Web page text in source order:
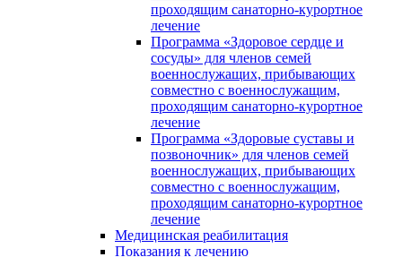
проходящим санаторно-курортное
лечение
Программа «Здоровое сердце и
сосуды» для членов семей
военнослужащих, прибывающих
совместно с военнослужащим,
проходящим санаторно-курортное
лечение
Программа «Здоровые суставы и
позвоночник» для членов семей
военнослужащих, прибывающих
совместно с военнослужащим,
проходящим санаторно-курортное
лечение
Медицинская реабилитация
Показания к лечению